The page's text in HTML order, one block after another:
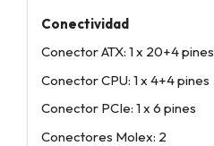
Conectividad
Conector ATX: 1 x 20+4 pines
Conector CPU: 1 x 4+4 pines
Conector PCIe: 1 x 6 pines
Conectores Molex: 2